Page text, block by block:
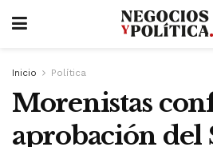
Inicio Política
Morenistas
aprobación del